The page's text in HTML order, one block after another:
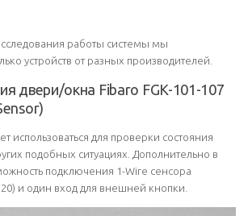
работы системы мы
устройств от разных производителей.
двери/окна Fibaro FGK-101-107
использоваться для проверки состояния
подобных ситуациях. Дополнительно в
подключения 1-Wire сенсора
и один вход для внешней кнопки.